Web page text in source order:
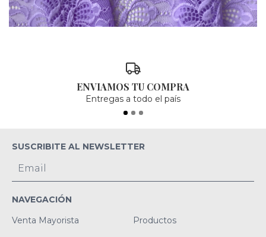
ENVIAMOS TU COMPRA
Entregas a todo el país
SUSCRIBITE AL NEWSLETTER
NAVEGACIÓN
Venta Mayorista
Productos